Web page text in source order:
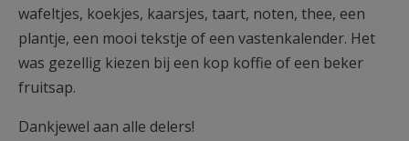
wafeltjes, koekjes, kaarsjes, taart, noten, thee, een
plantje, een mooi tekstje of een vastenkalender. Het
was gezellig kiezen bij een kop koffie of een beker
fruitsap.
Dankjewel aan alle delers!